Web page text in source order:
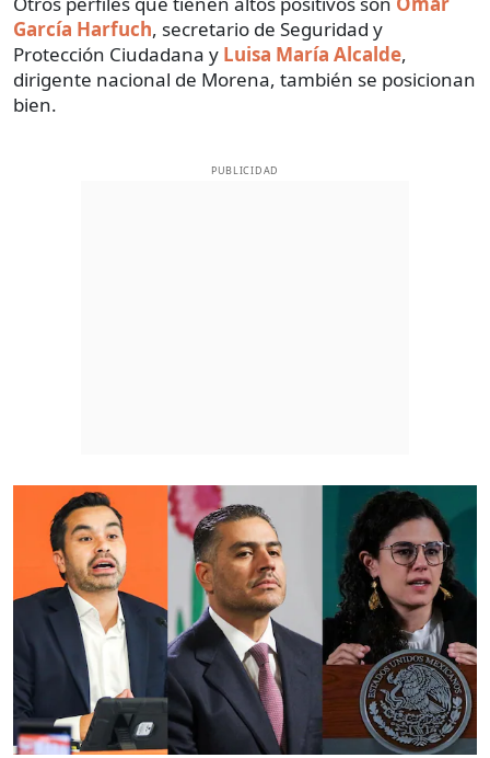
García Harfuch, secretario de Seguridad y
Protección Ciudadana y Luisa María Alcalde,
dirigente nacional de Morena, también se posicionan
bien.
PUBLICIDAD